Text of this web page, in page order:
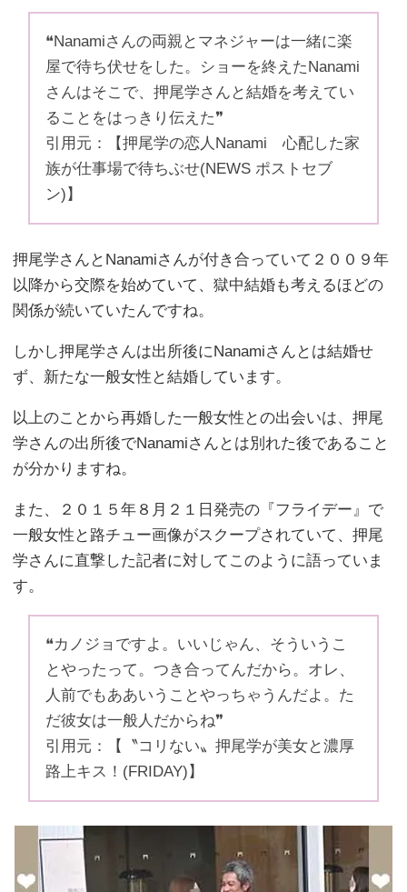
❝Nanamiさんの両親とマネジャーは一緒に楽
屋で待ち伏せをした。ショーを終えたNanami
さんはそこで、押尾学さんと結婚を考えてい
ることをはっきり伝えた❞
引用元：【押尾学の恋人Nanami 心配した家
族が仕事場で待ちぶせ(NEWS ポストセブ
ン)】
押尾学さんとNanamiさんが付き合っていて２００９年
以降から交際を始めていて、獄中結婚も考えるほどの
関係が続いていたんですね。
しかし押尾学さんは出所後にNanamiさんとは結婚せ
ず、新たな一般女性と結婚しています。
以上のことから再婚した一般女性との出会いは、押尾
学さんの出所後でNanamiさんとは別れた後であること
が分かりますね。
また、２０１５年８月２１日発売の『フライデー』で
一般女性と路チュー画像がスクープされていて、押尾
学さんに直撃した記者に対してこのように語っていま
す。
❝カノジョですよ。いいじゃん、そういうこ
とやったって。つき合ってんだから。オレ、
人前でもああいうことやっちゃうんだよ。た
だ彼女は一般人だからね❞
引用元：【〝コリない〟押尾学が美女と濃厚
路上キス！(FRIDAY)】